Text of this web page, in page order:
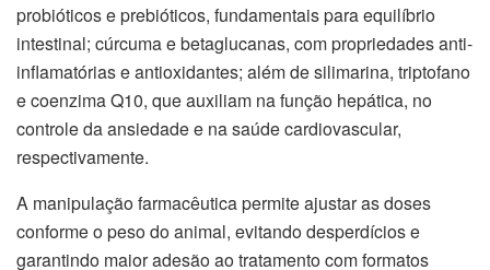
probióticos e prebióticos, fundamentais para equilíbrio
intestinal; cúrcuma e betaglucanas, com propriedades anti-
inflamatórias e antioxidantes; além de silimarina, triptofano
e coenzima Q10, que auxiliam na função hepática, no
controle da ansiedade e na saúde cardiovascular,
respectivamente.
A manipulação farmacêutica permite ajustar as doses
conforme o peso do animal, evitando desperdícios e
garantindo maior adesão ao tratamento com formatos